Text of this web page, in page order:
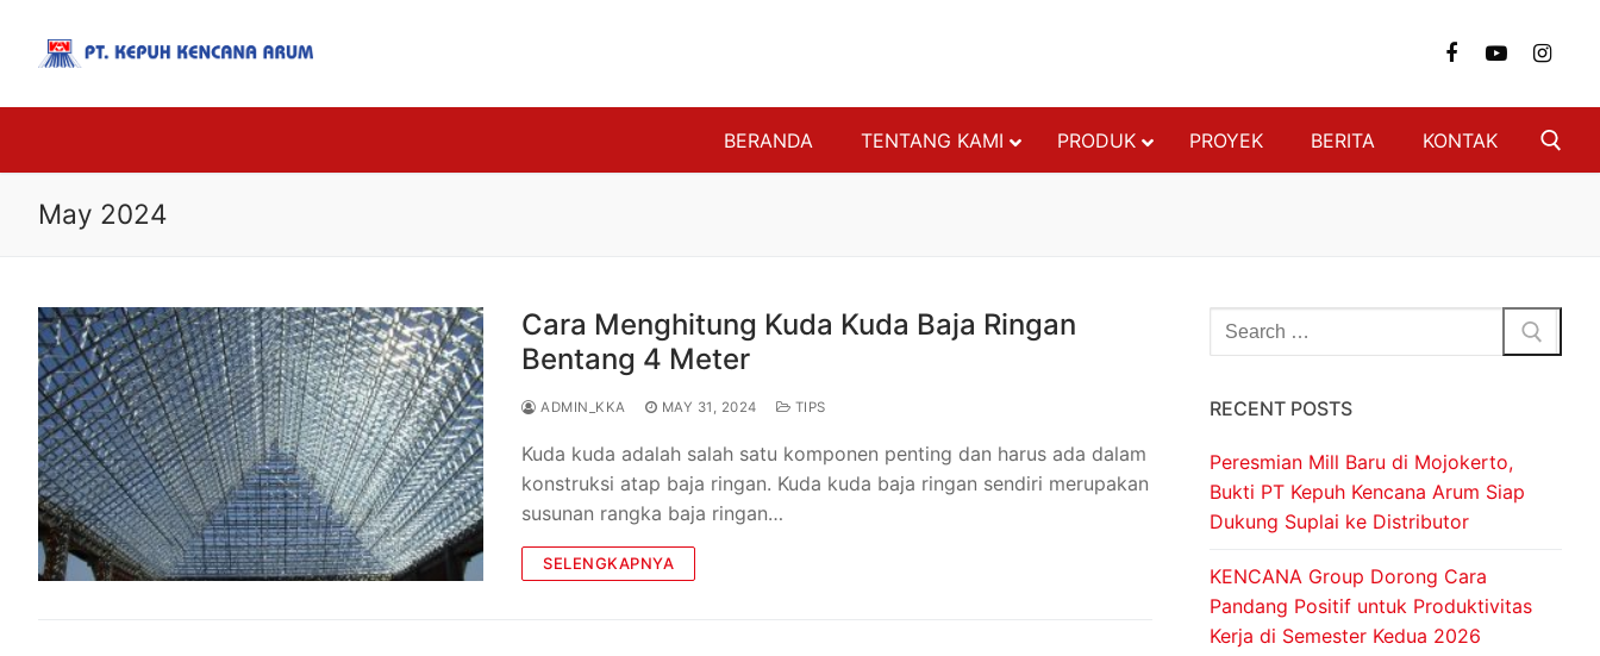
BERANDA TENTANG KAMI PRODUK
RANGKA ATAP BAJA RINGAN
RANGKA PARTISI BAJA RINGAN
STRUKTURAL DECKING
PROYEK BERITA KONTAK
May 2024
Cara Menghitung Kuda Kuda Baja Ringan
Bentang 4 Meter
ADMIN_KKA MAY 31, 2024 TIPS
Kuda kuda adalah salah satu komponen penting dan harus ada dalam
konstruksi atap baja ringan. Kuda kuda baja ringan sendiri merupakan
susunan rangka baja ringan…
SELENGKAPNYA
RECENT POSTS
Peresmian Mill Baru di Mojokerto,
Bukti PT Kepuh Kencana Arum Siap
Dukung Suplai ke Distributor
KENCANA Group Dorong Cara
Pandang Positif untuk Produktivitas
Kerja di Semester Kedua 2026